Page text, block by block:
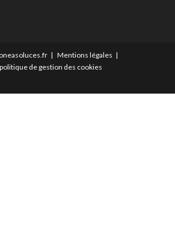
Mentions légales
de gestion des cookies